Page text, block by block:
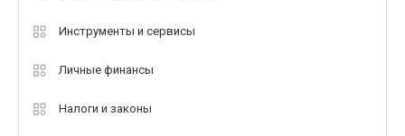
Инструменты и сервисы
Личные финансы
Налоги и законы